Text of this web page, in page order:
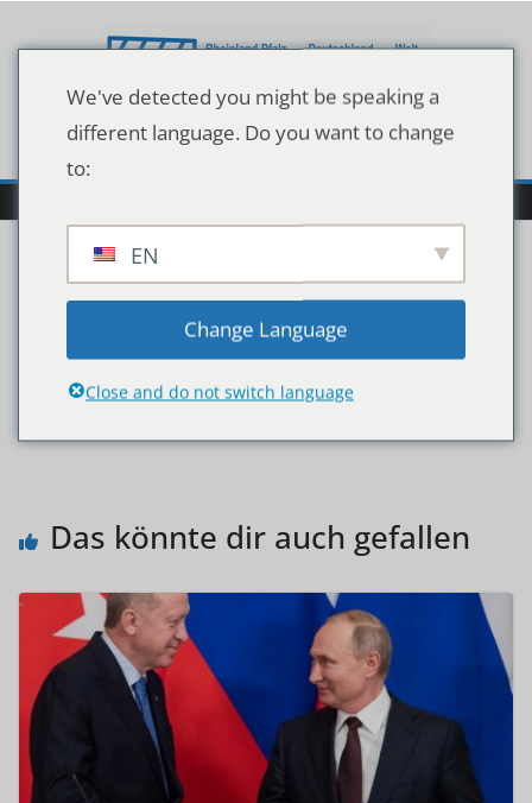
Inhalt
96757899
Das könnte dir auch gefallen
We've detected you might be speaking a
different language. Do you want to change
to:
EN
Change Language
Close and do not switch language